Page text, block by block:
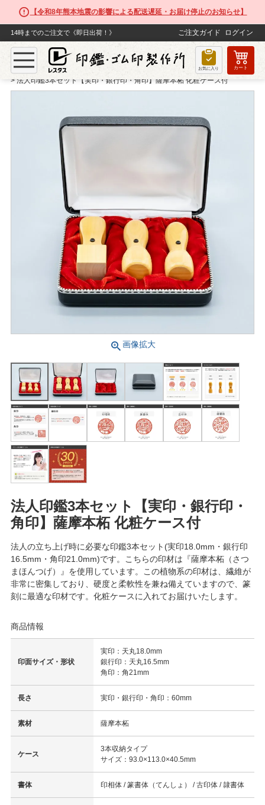
【令和8年熊本地震の影響による配送遅延・お届け停止のお知らせ】
14時までのご注文で《即日出荷！》 ご注文ガイド ログイン
お気に入り カート
TOP
法人印鑑
法人印鑑3本セット【実印・銀行印・角印】薩摩本柘 化粧ケース付
画像拡大
法人印鑑3本セット【実印・銀行印・
角印】薩摩本柘 化粧ケース付
法人の立ち上げ時に必要な印鑑3本セット(実印18.0mm・銀行印
16.5mm・角印21.0mm)です。こちらの印材は『薩摩本柘（さつ
まほんつげ）』を使用しています。この植物系の印材は、繊維が
非常に密集しており、硬度と柔軟性を兼ね備えていますので、篆
刻に最適な印材です。化粧ケースに入れてお届けいたします。
商品情報
印面サイズ・形状
実印：天丸18.0mm
銀行印：天丸16.5mm
角印：角21mm
長さ 実印・銀行印・角印：60mm
素材 薩摩本柘
ケース
3本収納タイプ
サイズ：93.0×113.0×40.5mm
書体 印相体 / 篆書体（てんしょ） / 古印体 / 隷書体